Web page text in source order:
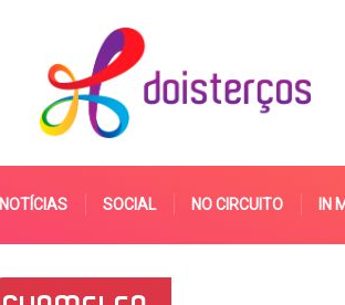
NOTÍCIAS SOCIAL NO CIRCUITO IN